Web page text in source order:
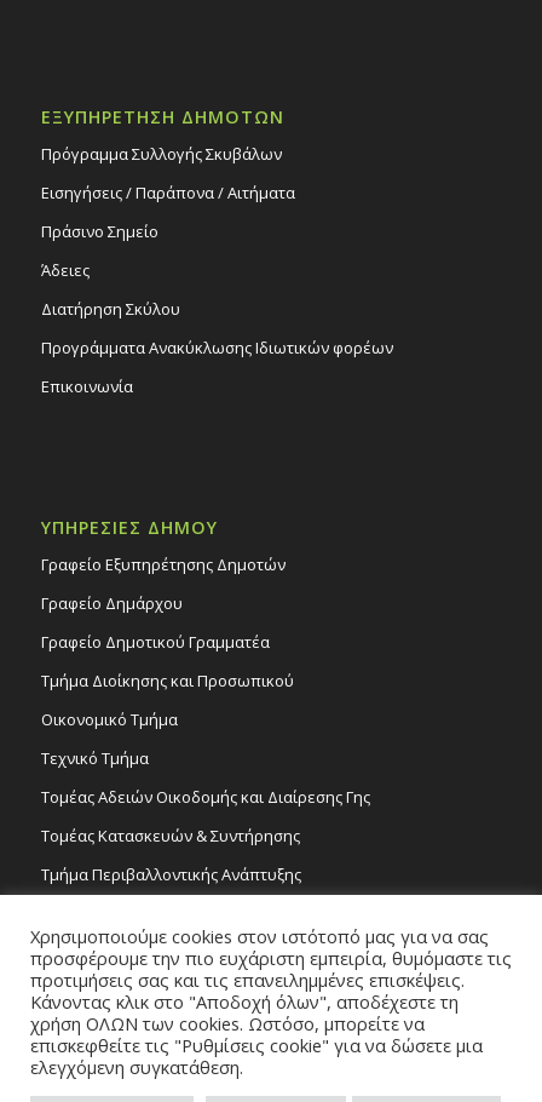
ΕΞΥΠΗΡΕΤΗΣΗ ΔΗΜΟΤΩΝ
Πρόγραμμα Συλλογής Σκυβάλων
Εισηγήσεις / Παράπονα / Αιτήματα
Πράσινο Σημείο
Άδειες
Διατήρηση Σκύλου
Προγράμματα Ανακύκλωσης Ιδιωτικών φορέων
Επικοινωνία
ΥΠΗΡΕΣΙΕΣ ΔΗΜΟΥ
Γραφείο Εξυπηρέτησης Δημοτών
Γραφείο Δημάρχου
Γραφείο Δημοτικού Γραμματέα
Τμήμα Διοίκησης και Προσωπικού
Οικονομικό Τμήμα
Τεχνικό Τμήμα
Τομέας Αδειών Οικοδομής και Διαίρεσης Γης
Τομέας Κατασκευών & Συντήρησης
Τμήμα Περιβαλλοντικής Ανάπτυξης
Τομέας Γραμμάτων και Τεχνών
Τροχονομία
Χρησιμοποιούμε cookies στον ιστότοπό μας για να σας
προσφέρουμε την πιο ευχάριστη εμπειρία, θυμόμαστε τις
προτιμήσεις σας και τις επανειλημμένες επισκέψεις.
Κάνοντας κλικ στο "Αποδοχή όλων", αποδέχεστε τη
χρήση ΟΛΩΝ των cookies. Ωστόσο, μπορείτε να
επισκεφθείτε τις "Ρυθμίσεις cookie" για να δώσετε μια
ελεγχόμενη συγκατάθεση.